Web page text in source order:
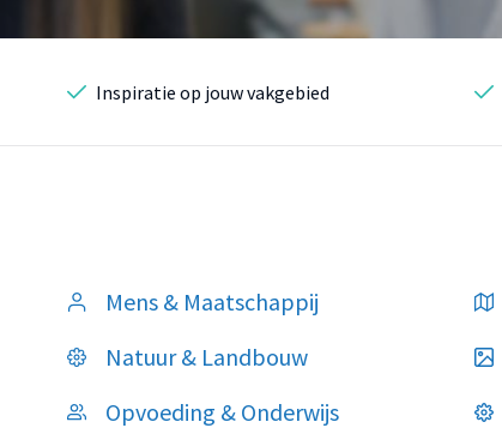
Inspiratie op jouw vakgebied
Mens & Maatschappij
Natuur & Landbouw
Opvoeding & Onderwijs